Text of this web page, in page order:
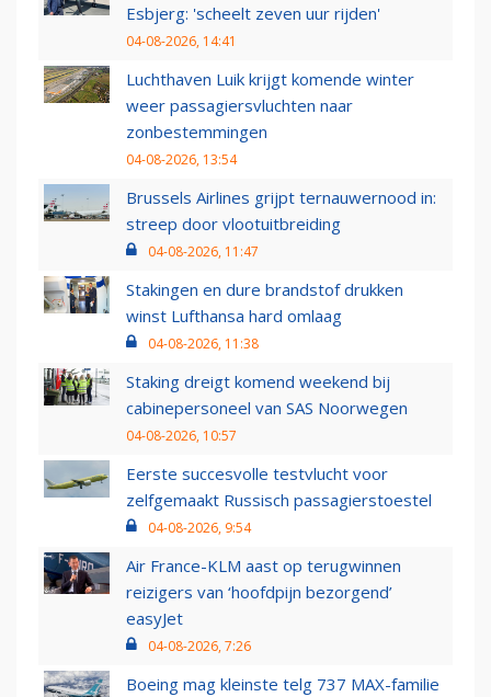
Esbjerg: 'scheelt zeven uur rijden'
04-08-2026, 14:41
Luchthaven Luik krijgt komende winter
weer passagiersvluchten naar
zonbestemmingen
04-08-2026, 13:54
Brussels Airlines grijpt ternauwernood in:
streep door vlootuitbreiding
04-08-2026, 11:47
Stakingen en dure brandstof drukken
winst Lufthansa hard omlaag
04-08-2026, 11:38
Staking dreigt komend weekend bij
cabinepersoneel van SAS Noorwegen
04-08-2026, 10:57
Eerste succesvolle testvlucht voor
zelfgemaakt Russisch passagierstoestel
04-08-2026, 9:54
Air France-KLM aast op terugwinnen
reizigers van ‘hoofdpijn bezorgend’
easyJet
04-08-2026, 7:26
Boeing mag kleinste telg 737 MAX-familie